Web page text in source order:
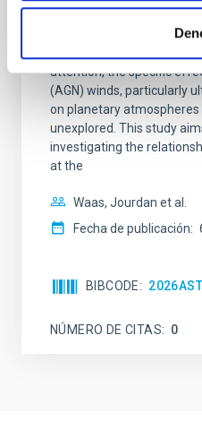
While the influence of
attention, the specific
(AGN) winds, particularly
on planetary
unexplored. This study
investigating the
at the
Waas, Jourdan et al.
Fecha de publicación:
BIBCODE
NÚMERO DE CITAS 0